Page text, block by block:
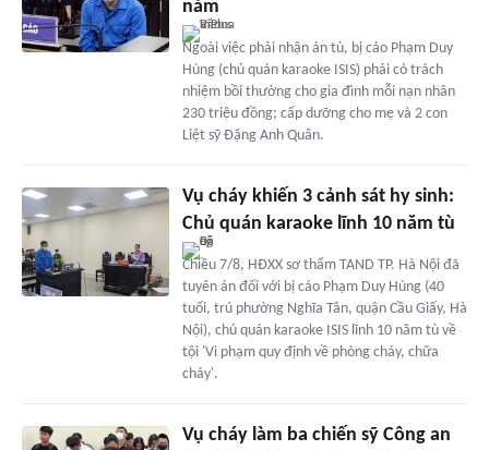
năm
Ngoài việc phải nhận án tù, bị cáo Phạm Duy
Hùng (chủ quán karaoke ISIS) phải có trách
nhiệm bồi thường cho gia đình mỗi nạn nhân
230 triệu đồng; cấp dưỡng cho mẹ và 2 con
Liệt sỹ Đặng Anh Quân.
Vụ cháy khiến 3 cảnh sát hy sinh:
Chủ quán karaoke lĩnh 10 năm tù
Chiều 7/8, HĐXX sơ thẩm TAND TP. Hà Nội đã
tuyên án đối với bị cáo Phạm Duy Hùng (40
tuổi, trú phường Nghĩa Tân, quận Cầu Giấy, Hà
Nội), chủ quán karaoke ISIS lĩnh 10 năm tù về
tội 'Vi phạm quy định về phòng cháy, chữa
cháy'.
Vụ cháy làm ba chiến sỹ Công an